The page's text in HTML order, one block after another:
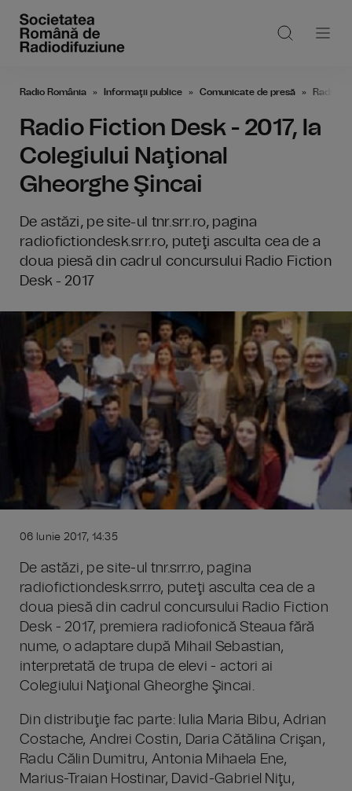
Radio România Informaţii publice Comunicate de presă Radio
Radio Fiction Desk - 2017, la
Colegiului Naţional
Gheorghe Şincai
De astăzi, pe site-ul tnr.srr.ro, pagina
radiofictiondesk.srr.ro, puteţi asculta cea de a
doua piesă din cadrul concursului Radio Fiction
Desk - 2017
06 Iunie 2017, 14:35
De astăzi, pe site-ul tnr.srr.ro, pagina
radiofictiondesk.srr.ro, puteţi asculta cea de a
doua piesă din cadrul concursului Radio Fiction
Desk - 2017, premiera radiofonică Steaua fără
nume, o adaptare după Mihail Sebastian,
interpretată de trupa de elevi - actori ai
Colegiului Naţional Gheorghe Şincai.
Din distribuţie fac parte: Iulia Maria Bibu, Adrian
Costache, Andrei Costin, Daria Cătălina Crişan,
Radu Călin Dumitru, Antonia Mihaela Ene,
Marius-Traian Hostinar, David-Gabriel Niţu,